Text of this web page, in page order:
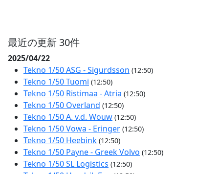
最近の更新 30件
2025/04/22
Tekno 1/50 ASG - Sigurdsson (12:50)
Tekno 1/50 Tuomi (12:50)
Tekno 1/50 Ristimaa - Atria (12:50)
Tekno 1/50 Overland (12:50)
Tekno 1/50 A. v.d. Wouw (12:50)
Tekno 1/50 Vowa - Eringer (12:50)
Tekno 1/50 Heebink (12:50)
Tekno 1/50 Payne - Greek Volvo (12:50)
Tekno 1/50 SL Logistics (12:50)